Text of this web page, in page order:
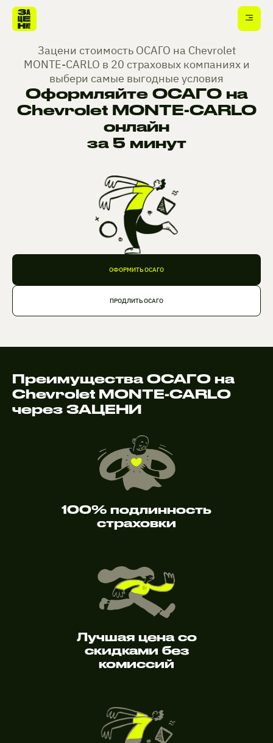
Зацени стоимость ОСАГО на Chevrolet
MONTE-CARLO в 20 страховых компаниях и
выбери самые выгодные условия
Оформляйте ОСАГО на
Chevrolet MONTE-CARLO
онлайн
за 5 минут
ОФОРМИТЬ ОСАГО
ПРОДЛИТЬ ОСАГО
Преимущества ОСАГО на
Chevrolet MONTE-CARLO
через ЗАЦЕНИ
100% подлинность
страховки
Лучшая цена со
скидками без
комиссий